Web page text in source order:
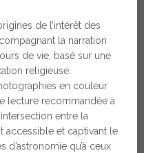
de l’intérêt des
la narration
de vie, basé sur une
religieuse.
en couleur
lecture recommandée à
entre la
accessible et captivant le
d’astronomie qu’à ceux